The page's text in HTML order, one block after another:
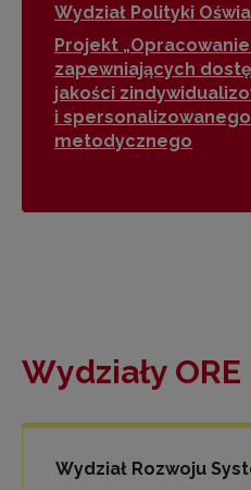
Wydział Polityki
Projekt
zapewniających
jakości
i
metodycznego
Wydziały ORE
Wydział Rozwoju